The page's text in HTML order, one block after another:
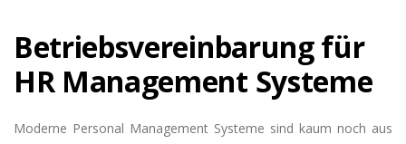
Betriebsvereinbarung für
HR Management Systeme
Moderne Personal Management Systeme sind kaum noch aus